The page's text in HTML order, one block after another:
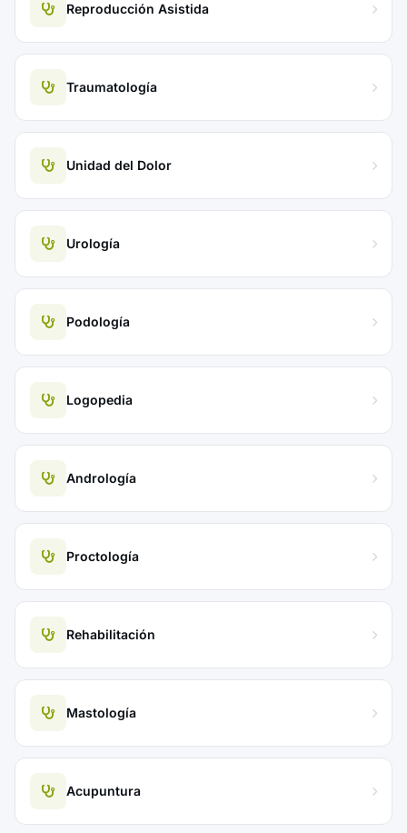
Reproducción Asistida
Traumatología
Unidad del Dolor
Urología
Podología
Logopedia
Andrología
Proctología
Rehabilitación
Mastología
Acupuntura